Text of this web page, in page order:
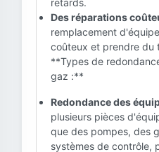
retards.
Des réparations
remplacement
coûteux et prendre du
**Types de
gaz :**
Redondance des
plusieurs pièces
que des pompes, des
systèmes de contrôle,